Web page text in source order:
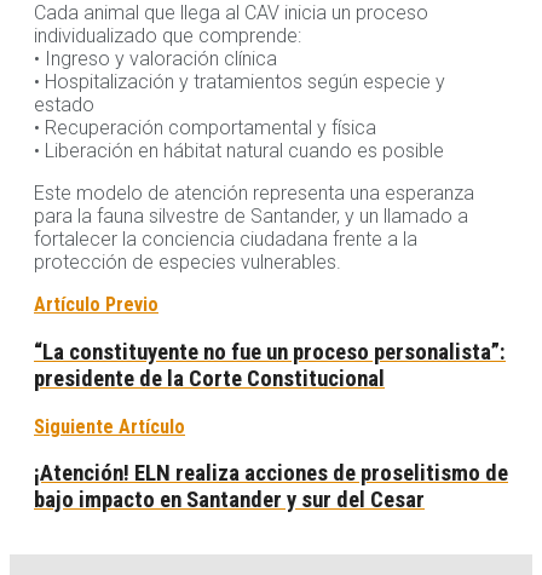
Cada animal que llega al CAV inicia un proceso
individualizado que comprende:
• Ingreso y valoración clínica
• Hospitalización y tratamientos según especie y
estado
• Recuperación comportamental y física
• Liberación en hábitat natural cuando es posible
Este modelo de atención representa una esperanza
para la fauna silvestre de Santander, y un llamado a
fortalecer la conciencia ciudadana frente a la
protección de especies vulnerables.
Artículo Previo
“La constituyente no fue un proceso personalista”:
presidente de la Corte Constitucional
Siguiente Artículo
¡Atención! ELN realiza acciones de proselitismo de
bajo impacto en Santander y sur del Cesar